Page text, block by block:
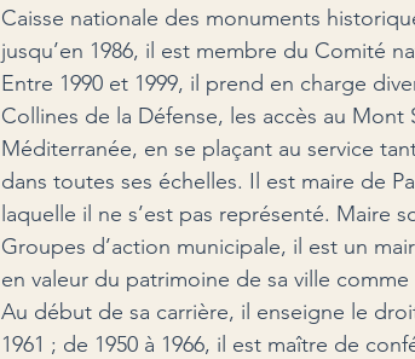
Caisse nationale des monuments
jusqu’en 1986, il est membre du Comité
Entre 1990 et 1999, il prend en charge
Collines de la Défense, les accès au
Méditerranée, en se plaçant au service
dans toutes ses échelles. Il est maire de
laquelle il ne s’est pas représenté. Maire
Groupes d’action municipale, il est un
en valeur du patrimoine de sa ville
Au début de sa carrière, il enseigne le
1961 ; de 1950 à 1966, il est maître de